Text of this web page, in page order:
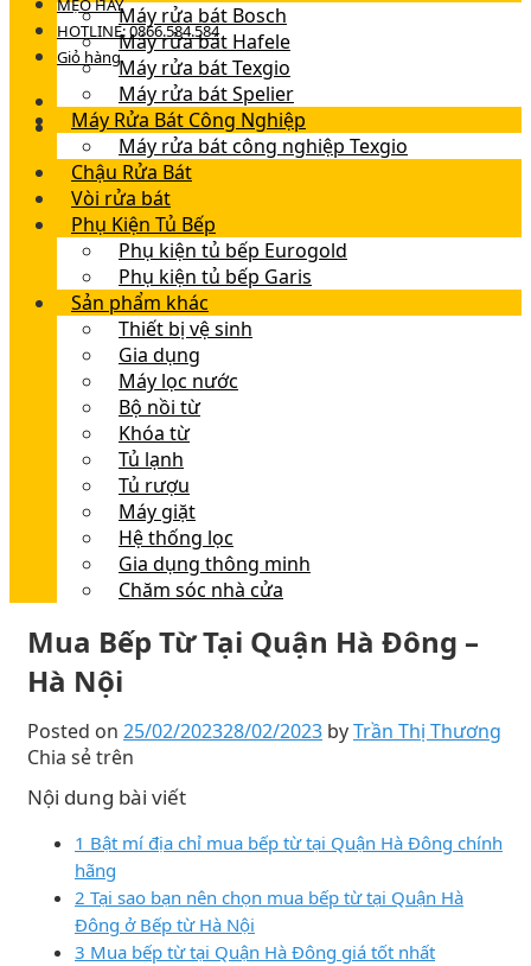
MẸO HAY
HOTLINE: 0866.584.584
Giỏ hàng
Máy rửa bát Bosch
Máy rửa bát Hafele
Máy rửa bát Texgio
Máy rửa bát Spelier
Máy Rửa Bát Công Nghiệp
Máy rửa bát công nghiệp Texgio
Chậu Rửa Bát
Vòi rửa bát
Phụ Kiện Tủ Bếp
Phụ kiện tủ bếp Eurogold
Phụ kiện tủ bếp Garis
Sản phẩm khác
Thiết bị vệ sinh
Gia dụng
Máy lọc nước
Bộ nồi từ
Khóa từ
Tủ lạnh
Tủ rượu
Máy giặt
Hệ thống lọc
Gia dụng thông minh
Chăm sóc nhà cửa
Mua Bếp Từ Tại Quận Hà Đông –
Hà Nội
Posted on 25/02/202328/02/2023 byTrần Thị Thương
Chia sẻ trên
Nội dung bài viết
1 Bật mí địa chỉ mua bếp từ tại Quận Hà Đông chính
hãng
2 Tại sao bạn nên chọn mua bếp từ tại Quận Hà
Đông ở Bếp từ Hà Nội
3 Mua bếp từ tại Quận Hà Đông giá tốt nhất